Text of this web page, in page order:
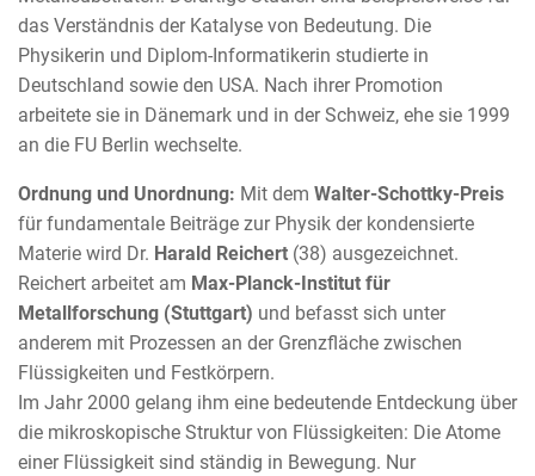
das Verständnis der Katalyse von Bedeutung. Die
Physikerin und Diplom-Informatikerin studierte in
Deutschland sowie den USA. Nach ihrer Promotion
arbeitete sie in Dänemark und in der Schweiz, ehe sie 1999
an die FU Berlin wechselte.
Ordnung und Unordnung: Mit dem Walter-Schottky-Preis
für fundamentale Beiträge zur Physik der kondensierte
Materie wird Dr. Harald Reichert (38) ausgezeichnet.
Reichert arbeitet am Max-Planck-Institut für
Metallforschung (Stuttgart) und befasst sich unter
anderem mit Prozessen an der Grenzfläche zwischen
Flüssigkeiten und Festkörpern.
Im Jahr 2000 gelang ihm eine bedeutende Entdeckung über
die mikroskopische Struktur von Flüssigkeiten: Die Atome
einer Flüssigkeit sind ständig in Bewegung. Nur